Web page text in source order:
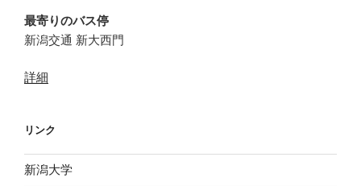
最寄りのバス停
新潟交通 新大西門
詳細
リンク
新潟大学